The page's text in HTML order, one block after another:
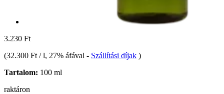
3.230 Ft
(32.300 Ft / l, 27% áfával - Szállítási díjak )
Tartalom: 100 ml
raktáron